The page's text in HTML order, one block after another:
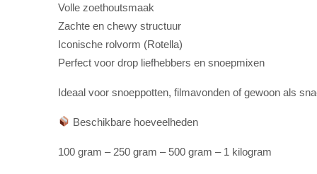
Volle zoethoutsmaak
Zachte en chewy structuur
Iconische rolvorm (Rotella)
Perfect voor drop liefhebbers en snoepmixen
Ideaal voor snoeppotten, filmavonden of gewoon als
Beschikbare hoeveelheden
100 gram – 250 gram – 500 gram – 1 kilogram